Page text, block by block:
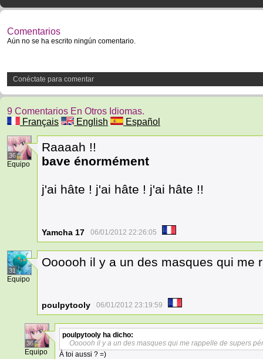
Comentarios
Aún no se ha escrito ningún comentario.
Conéctate para comentar
9 Comentarios En Otros Idiomas.
Français
English Español
36
Equipo
Raaaah !!
bave énormément
j'ai hâte ! j'ai hâte ! j'ai hâte !!
Yamcha 17 06/01/2012 22:26:05
31
Equipo
Oooooh il y a un des masques qui me
poulpytooly 06/01/2012 23:19:59
36
Equipo
poulpytooly ha dicho:
Oooooh il y a un des masques qui me rappelle de supers
À toi aussi ? =)